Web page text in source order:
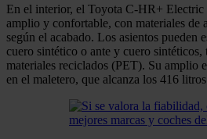
En el interior, el Toyota C-HR+ Electric
amplio y confortable, con materiales de
según el acabado. Los asientos pueden
cuero sintético o ante y cuero
materiales reciclados (PET). Su amplio
en el maletero, que alcanza los 416